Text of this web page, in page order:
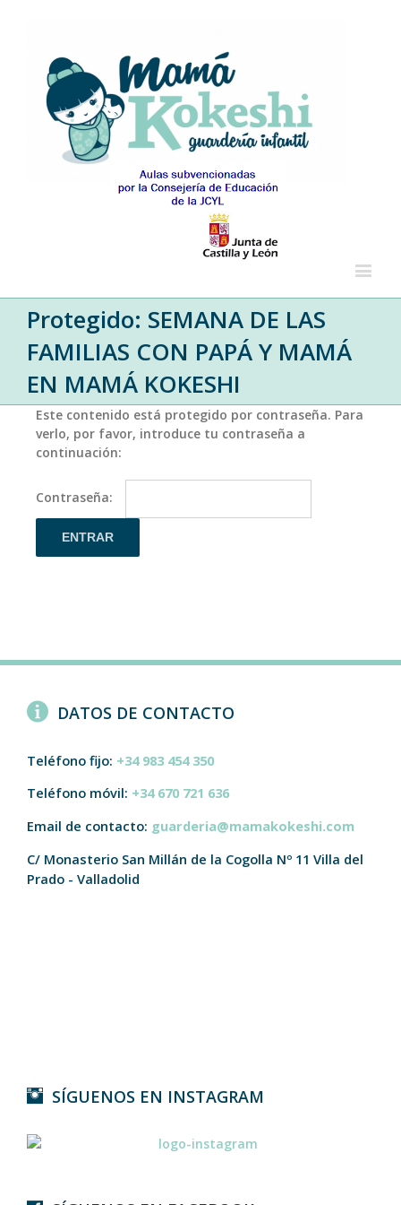
Protegido: SEMANA DE LAS
FAMILIAS CON PAPÁ Y MAMÁ
EN MAMÁ KOKESHI
Este contenido está protegido por contraseña. Para
verlo, por favor, introduce tu contraseña a
continuación:
Contraseña:
DATOS DE CONTACTO
Teléfono fijo: +34 983 454 350
Teléfono móvil: +34 670 721 636
Email de contacto: guarderia@mamakokeshi.com
C/ Monasterio San Millán de la Cogolla Nº 11 Villa del
Prado - Valladolid
SÍGUENOS EN INSTAGRAM